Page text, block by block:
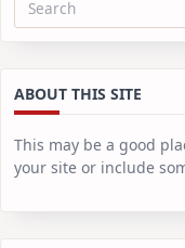
Search
ABOUT THIS SITE
This may be a good
your site or include